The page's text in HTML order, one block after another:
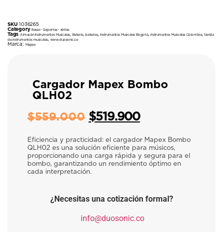
SKU1036265
Category Bases - Soportes - atriles
Tags Almacén Instrumentos Musicales Batería,baterias, Instrumentos Musicales Bogotá, instrumentos Musicales Colombia,tienda
de instrumentos musicales
www.duosonic.co
Marca: Mapex
Cargador Mapex Bombo
QLH02
$559.000 $519.900
Eficiencia y practicidad: el cargador Mapex Bombo
QLH02 es una solución eficiente para músicos,
proporcionando una carga rápida y segura para el
bombo, garantizando un rendimiento óptimo en
cada interpretación.
¿Necesitas una cotización formal?
info@duosonic.co